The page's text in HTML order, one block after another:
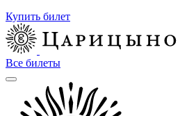
Купить билет
Все билеты